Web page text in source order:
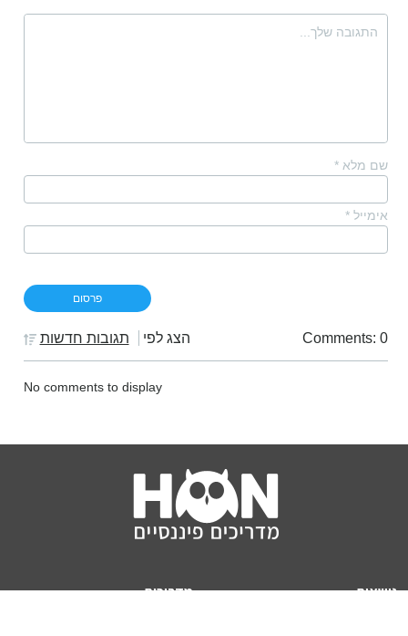
שם מלא *
אימייל *
Comments: 0 הצג לפי תגובות חדשות
No comments to display
נושאים
מדריכים